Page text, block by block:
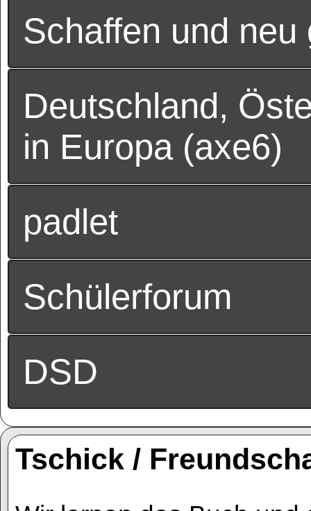
Schaffen und
Deutschland,
in Europa (axe6)
padlet
Schülerforum
DSD
Tschick /